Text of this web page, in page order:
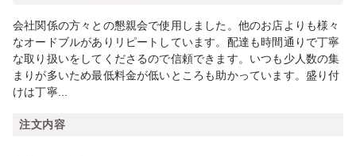
会社関係の方々との懇親会で使用しました。他のお店よりも様々
なオードブルがありリピートしています。配達も時間通りで丁寧
な取り扱いをしてくださるので信頼できます。いつも少人数の集
まりが多いため最低料金が低いところも助かっています。盛り付
けは丁寧...
注文内容